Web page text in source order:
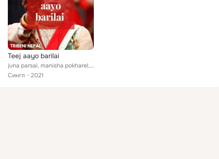
Teej aayo barilai
juna parsai, manisha pokharel, prasna sakya
Сингл
2021